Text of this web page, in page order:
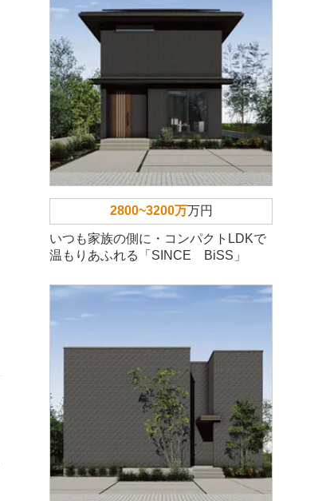
2800~3200万万円
いつも家族の側に・コンパクトLDKで
温もりあふれる「SINCE BiSS」